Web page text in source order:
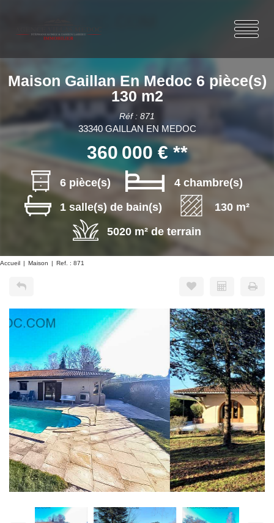
Maison Gaillan En Medoc 6 pièce(s)
130 m2
Réf : 871
33340 GAILLAN EN MEDOC
360 000 € **
6 pièce(s)
4 chambre(s)
1 salle(s) de bain(s)
130 m²
5020 m² de terrain
Accueil Maison Ref. : 871